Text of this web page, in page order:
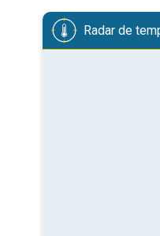
Radar de